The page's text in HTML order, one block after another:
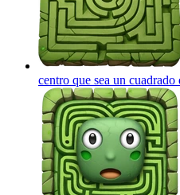
centro que sea un cuadrado